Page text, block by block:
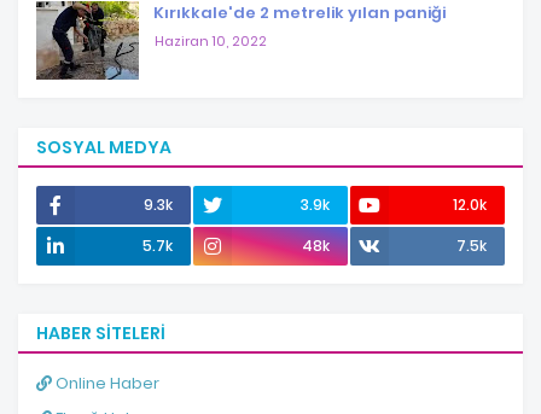
Kırıkkale'de 2 metrelik yılan paniği
Haziran 10, 2022
SOSYAL MEDYA
9.3k 3.9k
12.0k
5.7k
48k 7.5k
HABER SITELERI
Online Haber